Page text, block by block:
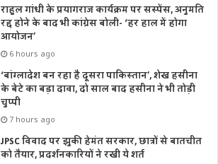
राहुल गांधी के प्रयागराज कार्यक्रम पर सस्पेंस, अनुमति
रद्द होने के बाद भी कांग्रेस बोली- ‘हर हाल में होगा
आयोजन’
6 hours ago
‘बांग्लादेश बन रहा है दूसरा पाकिस्तान’, शेख हसीना
के बेटे का बड़ा दावा, दो साल बाद हसीना ने भी तोड़ी
चुप्पी
7 hours ago
JPSC विवाद पर झुकी हेमंत सरकार, छात्रों से बातचीत
को तैयार, प्रदर्शनकारियों ने रखी ये शर्त